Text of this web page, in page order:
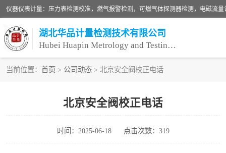
湖北华品计量检测技术有限公司
Hubei Huapin Metrology and Testing Technology Co. , Ltd.
当前位置： 首页 > 公司动态 > 北京安全阀校正电话
北京安全阀校正电话
时间：2025-06-18 点击次数：319